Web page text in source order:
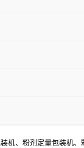
、粉剂定量包装机